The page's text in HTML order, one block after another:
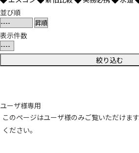
並び順
表示件数
ユーザ様専用
このページはユーザ様のみご覧いただけま
ください。